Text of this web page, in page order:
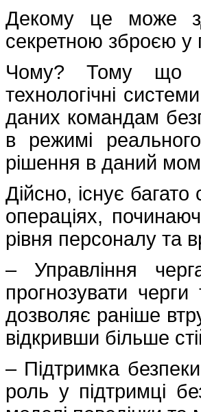
Декому це може
секретною зброєю у
Чому? Тому що
технологічні
даних командам
в режимі
рішення в даний
Дійсно, існує
операціях,
рівня персоналу та
– Управління
прогнозувати
дозволяє раніше
відкривши більше
– Підтримка
роль у підтримці